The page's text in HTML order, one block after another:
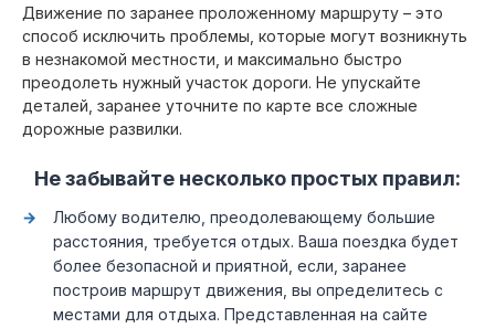
Движение по заранее проложенному маршруту – это
способ исключить проблемы, которые могут возникнуть
в незнакомой местности, и максимально быстро
преодолеть нужный участок дороги. Не упускайте
деталей, заранее уточните по карте все сложные
дорожные развилки.
Не забывайте несколько простых правил:
Любому водителю, преодолевающему большие
расстояния, требуется отдых. Ваша поездка будет
более безопасной и приятной, если, заранее
построив маршрут движения, вы определитесь с
местами для отдыха. Представленная на сайте